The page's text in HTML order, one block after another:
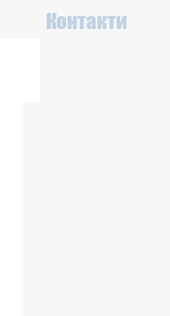
Контакти